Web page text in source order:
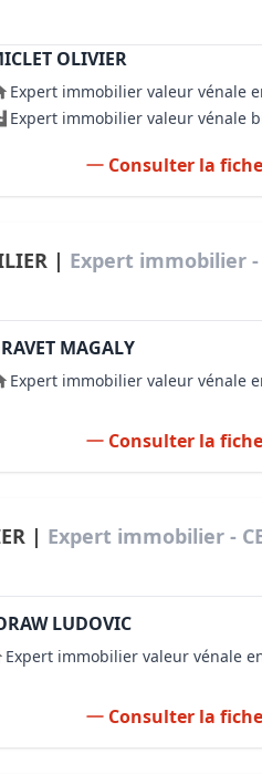
OLIVIER
Expert immobilier valeur vénale
Expert immobilier valeur vénale
Consulter la
| Expert immobilier -
MAGALY
Expert immobilier valeur vénale
Consulter la
| Expert immobilier -
LUDOVIC
Expert immobilier valeur vénale
Consulter la